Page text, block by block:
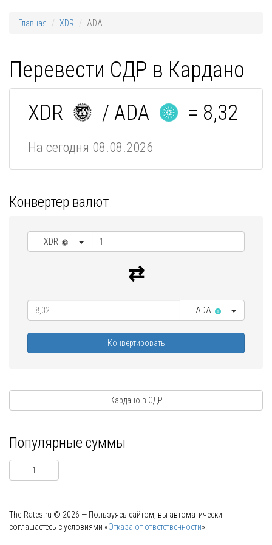
Главная XDR ADA
Перевести СДР в Кардано
XDR / ADA = 8,32
На сегодня 08.08.2026
Конвертер валют
XDR
ADA
Конвертировать
Кардано в СДР
Популярные суммы
1
The-Rates.ru © 2026 — Пользуясь сайтом, вы автоматически
соглашаетесь с условиями «Отказа от ответственности».